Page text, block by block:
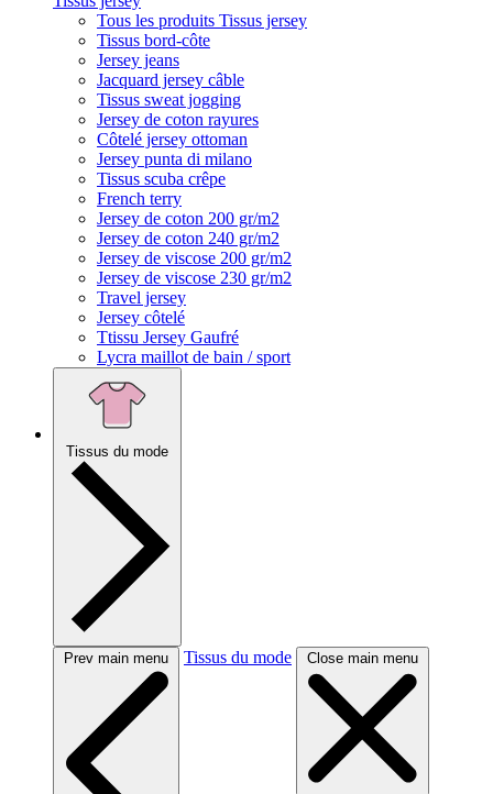
Tous les produits Tissus jersey
Tissus bord-côte
Jersey jeans
Jacquard jersey câble
Tissus sweat jogging
Jersey de coton rayures
Côtelé jersey ottoman
Jersey punta di milano
Tissus scuba crêpe
French terry
Jersey de coton 200 gr/m2
Jersey de coton 240 gr/m2
Jersey de viscose 200 gr/m2
Jersey de viscose 230 gr/m2
Travel jersey
Jersey côtelé
Ttissu Jersey Gaufré
Lycra maillot de bain / sport
Tissus du mode
Prev main menu Tissus du mode Close main menu